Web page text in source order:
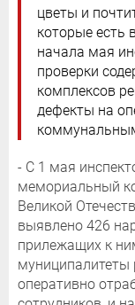
цветы и
которые есть
начала мая
проверки
комплексов
дефекты на
- С 1 мая
мемориальный
Великой
выявлено 426
прилежащих к
оперативно